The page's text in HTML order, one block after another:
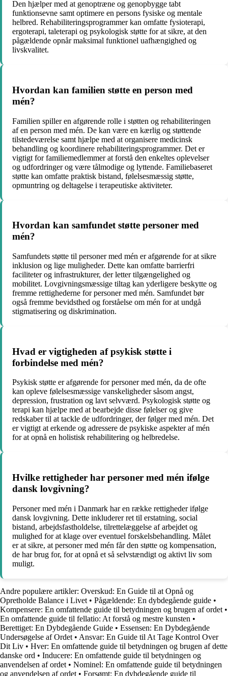
Den hjælper med at genoptræne og genopbygge tabt
funktionsevne samt optimere en persons fysiske og mentale
helbred. Rehabiliteringsprogrammer kan omfatte fysioterapi,
ergoterapi, taleterapi og psykologisk støtte for at sikre, at den
pågældende opnår maksimal funktionel uafhængighed og
livskvalitet.
Hvordan kan familien støtte en person med
mén?
Familien spiller en afgørende rolle i støtten og rehabiliteringen
af en person med mén. De kan være en kærlig og støttende
tilstedeværelse samt hjælpe med at organisere medicinsk
behandling og koordinere rehabiliteringsprogrammer. Det er
vigtigt for familiemedlemmer at forstå den enkeltes oplevelser
og udfordringer og være tålmodige og lyttende. Familiebaseret
støtte kan omfatte praktisk bistand, følelsesmæssig støtte,
opmuntring og deltagelse i terapeutiske aktiviteter.
Hvordan kan samfundet støtte personer med
mén?
Samfundets støtte til personer med mén er afgørende for at sikre
inklusion og lige muligheder. Dette kan omfatte barrierfri
faciliteter og infrastrukturer, der letter tilgængelighed og
mobilitet. Lovgivningsmæssige tiltag kan yderligere beskytte og
fremme rettighederne for personer med mén. Samfundet bør
også fremme bevidsthed og forståelse om mén for at undgå
stigmatisering og diskrimination.
Hvad er vigtigheden af psykisk støtte i
forbindelse med mén?
Psykisk støtte er afgørende for personer med mén, da de ofte
kan opleve følelsesmæssige vanskeligheder såsom angst,
depression, frustration og lavt selvværd. Psykologisk støtte og
terapi kan hjælpe med at bearbejde disse følelser og give
redskaber til at tackle de udfordringer, der følger med mén. Det
er vigtigt at erkende og adressere de psykiske aspekter af mén
for at opnå en holistisk rehabilitering og helbredelse.
Hvilke rettigheder har personer med mén ifølge
dansk lovgivning?
Personer med mén i Danmark har en række rettigheder ifølge
dansk lovgivning. Dette inkluderer ret til erstatning, social
bistand, arbejdsfastholdelse, tilrettelæggelse af arbejdet og
mulighed for at klage over eventuel forskelsbehandling. Målet
er at sikre, at personer med mén får den støtte og kompensation,
de har brug for, for at opnå et så selvstændigt og aktivt liv som
muligt.
Andre populære artikler: Overskud: En Guide til at Opnå og
Opretholde Balance i Livet • Pågældende: En dybdegående guide •
Kompensere: En omfattende guide til betydningen og brugen af ordet •
En omfattende guide til fellatio: At forstå og mestre kunsten •
Berettiget: En Dybdegående Guide • Essensen: En Dybdegående
Undersøgelse af Ordet • Ansvar: En Guide til At Tage Kontrol Over
Dit Liv • Hver: En omfattende guide til betydningen og brugen af dette
danske ord • Inducere: En omfattende guide til betydningen og
anvendelsen af ordet • Nominel: En omfattende guide til betydningen
og anvendelsen af ordet • Forsømt: En dybdegående guide til